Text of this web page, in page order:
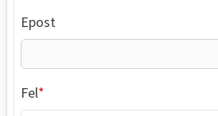
Epost
Fel